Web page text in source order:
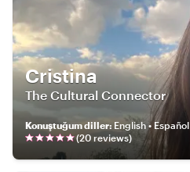
Cristina
The Cultural Connector
Konuştuğum diller: English • Español
(20 reviews)